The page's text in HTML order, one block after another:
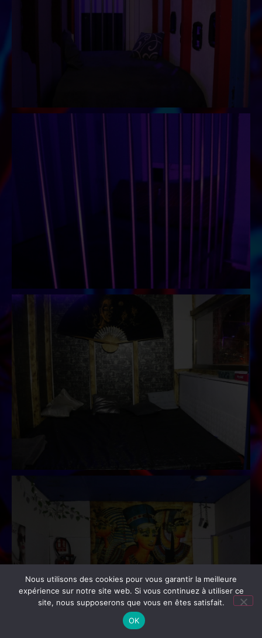
Nous utilisons des cookies pour vous garantir la meilleure
expérience sur notre site web. Si vous continuez à utiliser ce
site, nous supposerons que vous en êtes satisfait.
OK